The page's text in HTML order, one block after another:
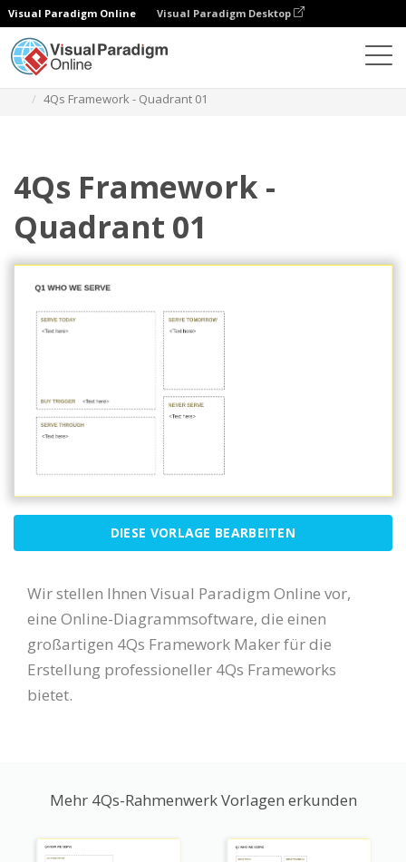
Visual Paradigm Online Visual Paradigm Desktop
4Qs Framework - Quadrant 01
4Qs Framework -
Quadrant 01
DIESE VORLAGE BEARBEITEN
Wir stellen Ihnen Visual Paradigm Online vor,
eine Online-Diagrammsoftware, die einen
großartigen 4Qs Framework Maker für die
Erstellung professioneller 4Qs Frameworks
bietet.
Mehr 4Qs-Rahmenwerk Vorlagen erkunden